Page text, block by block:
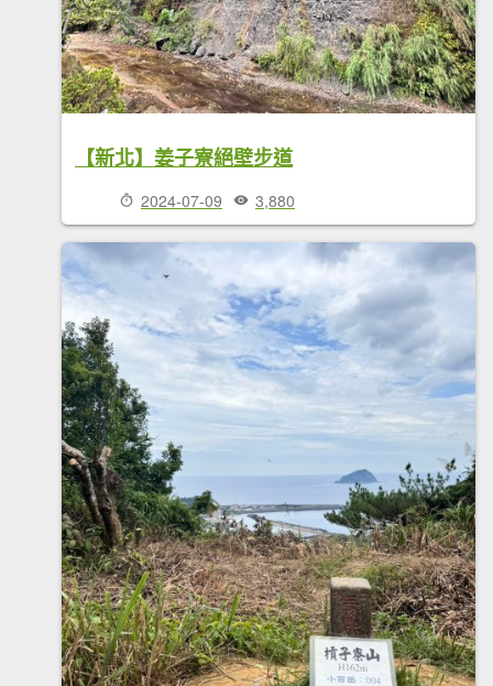
【新北】姜子寮絕壁步道
2024-07-09 3,880